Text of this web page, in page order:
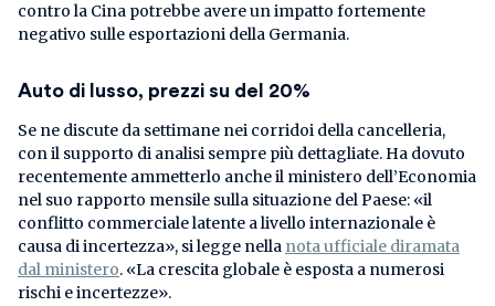
contro la Cina potrebbe avere un impatto fortemente
negativo sulle esportazioni della Germania.
Auto di lusso, prezzi su del 20%
Se ne discute da settimane nei corridoi della cancelleria,
con il supporto di analisi sempre più dettagliate. Ha dovuto
recentemente ammetterlo anche il ministero dell’Economia
nel suo rapporto mensile sulla situazione del Paese: «il
conflitto commerciale latente a livello internazionale è
causa di incertezza», si legge nella nota ufficiale diramata
dal ministero. «La crescita globale è esposta a numerosi
rischi e incertezze».